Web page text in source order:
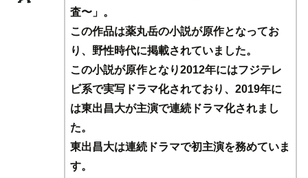
査〜」。
この作品は薬丸岳の小説が原作となってお
り、野性時代に掲載されていました。
この小説が原作となり2012年にはフジテレ
ビ系で実写ドラマ化されており、2019年に
は東出昌大が主演で連続ドラマ化されまし
た。
東出昌大は連続ドラマで初主演を務めていま
す。